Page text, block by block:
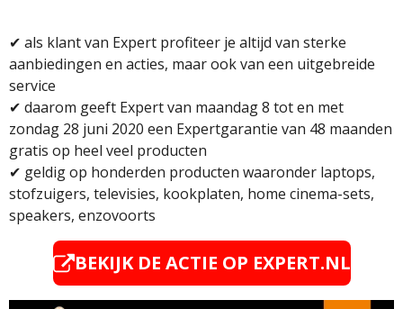
✔ als klant van Expert profiteer je altijd van sterke
aanbiedingen en acties, maar ook van een uitgebreide
service
✔ daarom geeft Expert van maandag 8 tot en met
zondag 28 juni 2020 een Expertgarantie van 48 maanden
gratis op heel veel producten
✔ geldig op honderden producten waaronder laptops,
stofzuigers, televisies, kookplaten, home cinema-sets,
speakers, enzovoorts
BEKIJK DE ACTIE OP EXPERT.NL